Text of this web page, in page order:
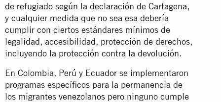
de refugiado según la declaración de Cartagena,
y cualquier medida que no sea esa debería
cumplir con ciertos estándares mínimos de
legalidad, accesibilidad, protección de derechos,
incluyendo la protección contra la devolución.
En Colombia, Perú y Ecuador se implementaron
programas específicos para la permanencia de
los migrantes venezolanos pero ninguno cumple